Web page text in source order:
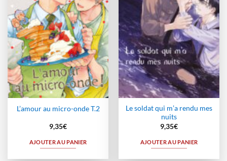
L’amour au micro-onde T.2
9,35€
AJOUTER AU PANIER
Le soldat qui m’a rendu mes
nuits
9,35€
AJOUTER AU PANIER